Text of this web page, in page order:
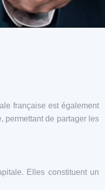
française est également
permettant de partager les
Elles constituent un